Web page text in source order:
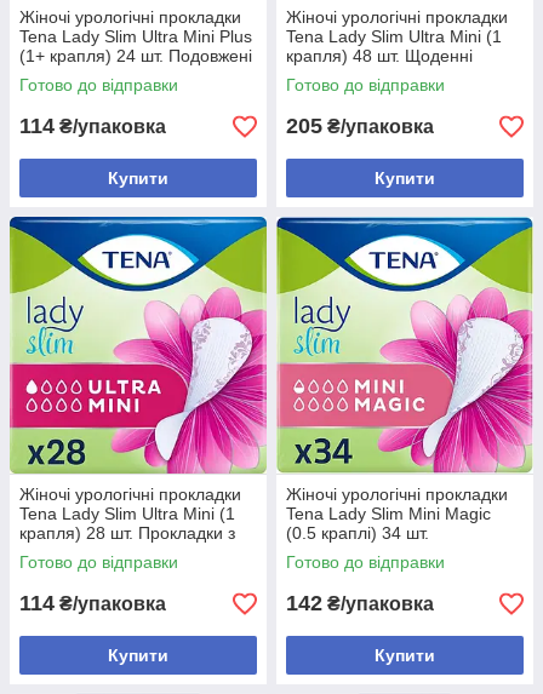
Жіночі урологічні прокладки
Tena Lady Slim Ultra Mini Plus
(1+ крапля) 24 шт. Подовжені
урологічні прокладки
Готово до відправки
114 ₴/упаковка
Купити
Жіночі урологічні прокладки
Tena Lady Slim Ultra Mini (1
крапля) 48 шт. Щоденні
урологічні прокладки
Готово до відправки
205 ₴/упаковка
Купити
Жіночі урологічні прокладки
Tena Lady Slim Ultra Mini (1
крапля) 28 шт. Прокладки з
контролем запаху
Готово до відправки
114 ₴/упаковка
Купити
Жіночі урологічні прокладки
Tena Lady Slim Mini Magic
(0.5 краплі) 34 шт.
Ультратонкі урологічні
прокладки для жінок
Готово до відправки
142 ₴/упаковка
Купити